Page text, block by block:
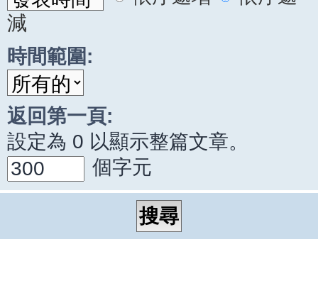
減
時間範圍:
返回第一頁:
設定為 0 以顯示整篇文章。
個字元